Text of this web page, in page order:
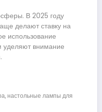
В 2025 году
делают ставку на
использование
уделяют внимание
настольные лампы для